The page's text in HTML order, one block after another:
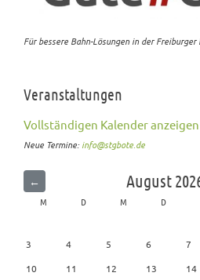
Für bessere Bahn-Lösungen in der Freiburger
Veranstaltungen
Vollständigen Kalender anzeigen
Neue Termine: info@stgbote.de
← August
M D M D
3
4 5 6 7
10
11 12 13 14